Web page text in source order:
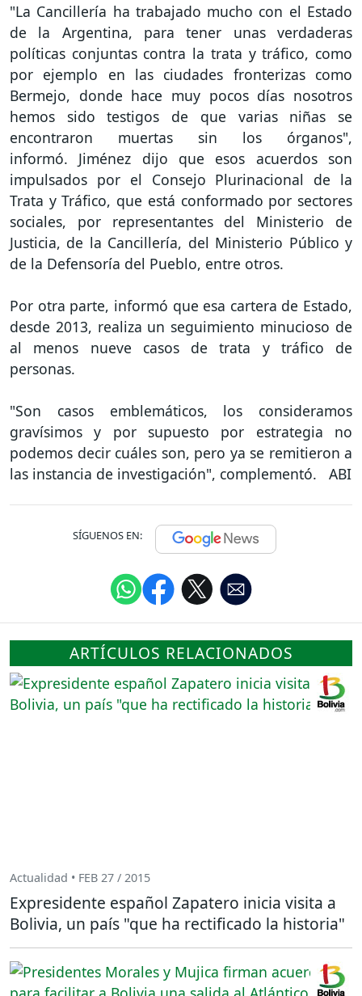
"La Cancillería ha trabajado mucho con el Estado
de la Argentina, para tener unas verdaderas
políticas conjuntas contra la trata y tráfico, como
por ejemplo en las ciudades fronterizas como
Bermejo, donde hace muy pocos días nosotros
hemos sido testigos de que varias niñas se
encontraron muertas sin los órganos",
informó. Jiménez dijo que esos acuerdos son
impulsados por el Consejo Plurinacional de la
Trata y Tráfico, que está conformado por sectores
sociales, por representantes del Ministerio de
Justicia, de la Cancillería, del Ministerio Público y
de la Defensoría del Pueblo, entre otros.
Por otra parte, informó que esa cartera de Estado,
desde 2013, realiza un seguimiento minucioso de
al menos nueve casos de trata y tráfico de
personas.
"Son casos emblemáticos, los consideramos
gravísimos y por supuesto por estrategia no
podemos decir cuáles son, pero ya se remitieron a
las instancia de investigación", complementó. ABI
SÍGUENOS EN:
ARTÍCULOS RELACIONADOS
Actualidad • FEB 27 / 2015
Expresidente español Zapatero inicia visita a
Bolivia, un país "que ha rectificado la historia"